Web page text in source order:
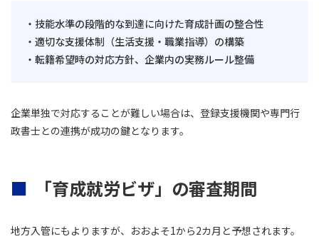
・技能水準の段階的な到達に向けた育成計画の整合性
・適切な支援体制（生活支援・職業指導）の構築
・転籍希望時の対応方針、企業内の実務ルール整備
企業単独で対応することが難しい場合は、登録支援機関や専門行
政書士との連携が成功の鍵となります。
「育成就労ビザ」の審査期間
地方入管にもよりますが、おおよそ1から2カ月と予想されます。